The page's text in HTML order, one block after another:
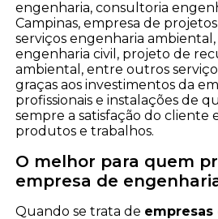
engenharia, consultoria
Campinas, empresa de
serviços engenharia
engenharia civil, projeto de
ambiental, entre outros
graças aos investimentos da
profissionais e instalações de
sempre a satisfação do cliente
produtos e trabalhos.
O melhor para quem
empresa de
Quando se trata de